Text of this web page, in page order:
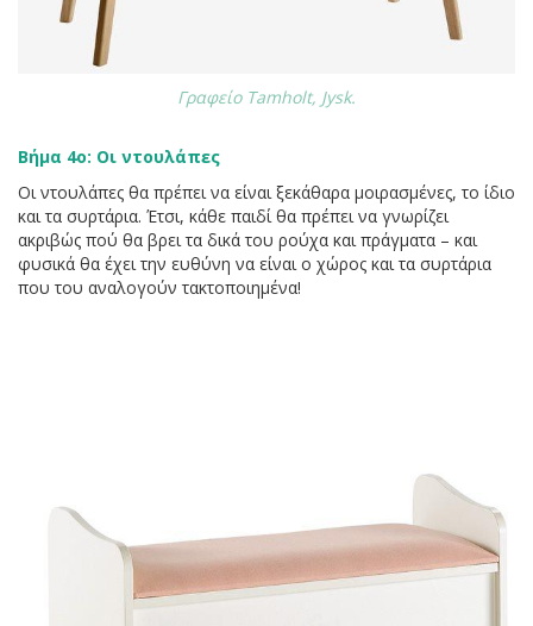
Γραφείο Tamholt, Jysk.
Βήμα 4ο: Οι ντουλάπες
Οι ντουλάπες θα πρέπει να είναι ξεκάθαρα μοιρασμένες, το ίδιο
και τα συρτάρια. Έτσι, κάθε παιδί θα πρέπει να γνωρίζει
ακριβώς πού θα βρει τα δικά του ρούχα και πράγματα – και
φυσικά θα έχει την ευθύνη να είναι ο χώρος και τα συρτάρια
που του αναλογούν τακτοποιημένα!